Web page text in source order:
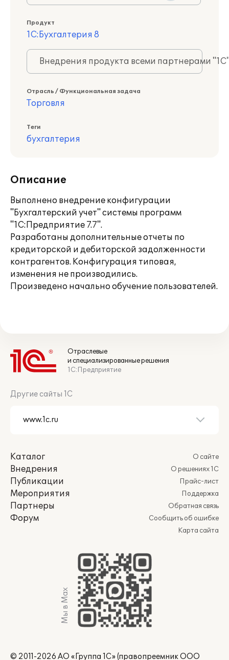
Продукт
1С:Бухгалтерия 8
Внедрения продукта всеми партнерами
Отрасль / Функциональная задача
Торговля
Теги
бухгалтерия
Описание
Выполнено внедрение конфигурации
"Бухгалтерский учет" системы программ
"1С:Предприятие 7.7".
Разработаны дополнительные отчеты по
кредиторской и дебиторской задолженности
контрагентов. Конфигурация типовая,
изменения не производились.
Произведено начально обучение пользователей.
Отраслевые
и специализированные решения
1С:Предприятие
Другие сайты 1С
Каталог
Внедрения
Публикации
Мероприятия
Партнеры
Форум
О сайте
О решениях 1С
Прайс-лист
Поддержка
Обратная связь
Сообщить об ошибке
Карта сайта
Мы в Max
© 2011-2026 АО «Группа 1С» (правопреемник ООО